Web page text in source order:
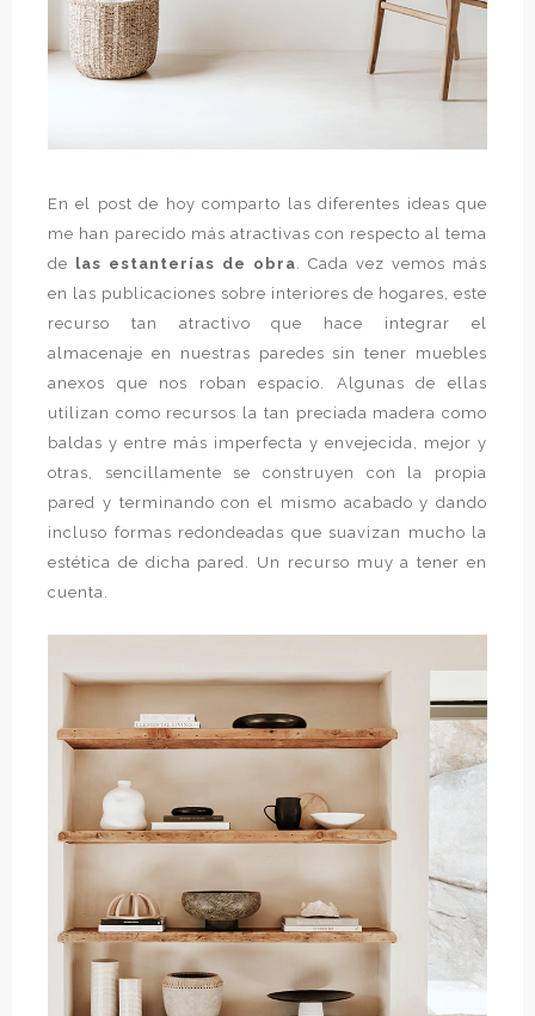
En el post de hoy comparto las diferentes ideas que
me han parecido más atractivas con respecto al tema
de las estanterías de obra . Cada vez vemos más
en las publicaciones sobre interiores de hogares, este
recurso tan atractivo que hace integrar el
almacenaje en nuestras paredes sin tener muebles
anexos que nos roban espacio. Algunas de ellas
utilizan como recursos la tan preciada madera como
baldas y entre más imperfecta y envejecida, mejor y
otras, sencillamente se construyen con la propia
pared y terminando con el mismo acabado y dando
incluso formas redondeadas que suavizan mucho la
estética de dicha pared. Un recurso muy a tener en
cuenta.